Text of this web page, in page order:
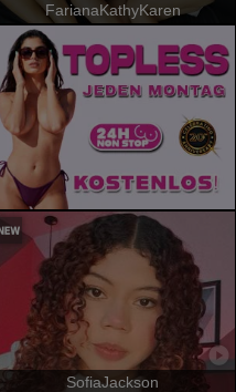
FarianaKathyKaren
SofiaJackson